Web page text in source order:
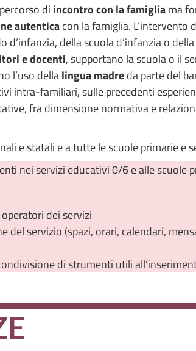
di incontro con la famigliama
autenticacon la famiglia. L’intervento
della scuola d’infanzia o
e docenti, supportano la scuola o il
l’uso dellalingua madreda parte del
intra-familiari, sulle precedenti
fra dimensione normativa e
e statali e a tutte le scuole primarie e
nei servizi educativi 0/6 e alle scuole
dei servizi
del servizio (spazi, orari, calendari,
di strumenti utili